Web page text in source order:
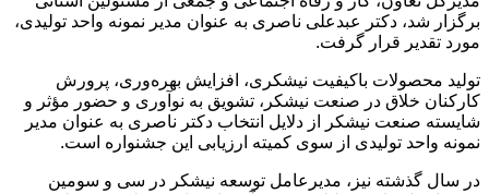
برگزار شد، دکتر عبدعلی ناصری به عنوان مدیر نمونه واحد تولیدی،
مورد تقدیر قرار گرفت.
تولید محصولات باکیفیت نیشکری، افزایش بهره‌وری، پرورش
کارکنان خلاق در صنعت نیشکر، تشویق به نوآوری و حضور مؤثر و
شایسته صنعت نیشکر از دلایل انتخاب دکتر ناصری به عنوان مدیر
نمونه واحد تولیدی از سوی کمیته ارزیابی این جشنواره است.
در سال گذشته نیز، مدیرعامل توسعه نیشکر در سی و سومین